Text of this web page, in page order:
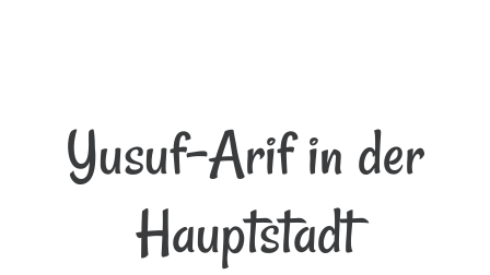
Yusuf-Arif in der
Hauptstadt